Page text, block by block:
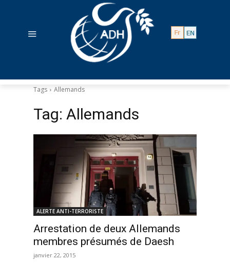
Tags Allemands
Tag: Allemands
ALERTE ANTI-TERRORISTE
Arrestation de deux Allemands
membres présumés de Daesh
janvier 22, 2015